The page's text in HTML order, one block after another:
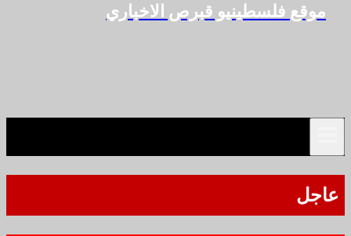
موقع فلسطينيو قبرص الاخباري
عاجل